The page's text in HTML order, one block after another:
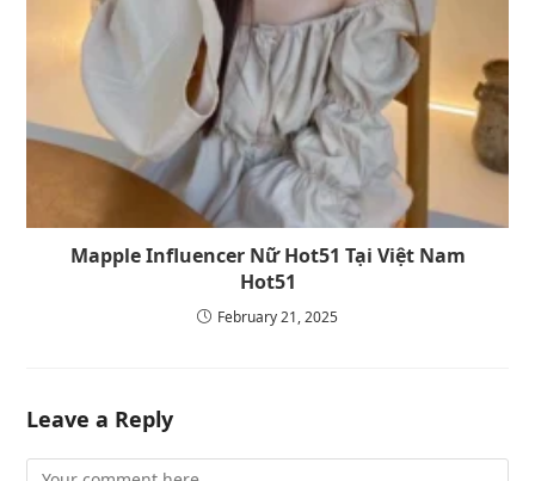
Mapple Influencer Nữ Hot51 Tại Việt Nam
Hot51
February 21, 2025
Leave a Reply